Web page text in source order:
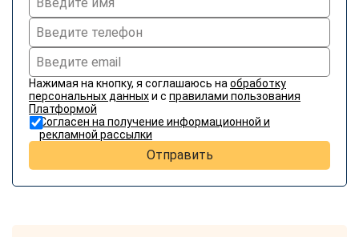
Нажимая на кнопку, я соглашаюсь на обработку
персональных данныхи с правилами пользования
Платформой
Согласен на получение информационной и
рекламной рассылки
Отправить
Telegram
Vkontakte EMail
Max